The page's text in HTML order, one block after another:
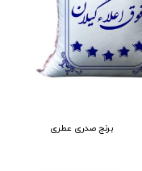
برنج صدری عطری